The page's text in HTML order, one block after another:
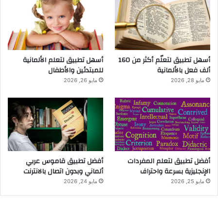
أسهل تطبيق لتعلّم أكثر من 160
ألف فعل بالألمانية
مايو 28, 2026
أسهل تطبيق لتعلم الألمانية
للمبتدئين والأطفال
مايو 26, 2026
أفضل تطبيق لتعلم المفردات
الإنجليزية بسرعة واحتراف
مايو 25, 2026
أفضل تطبيق قاموس عربي
ألماني وبدون اتصال بالانترنت
مايو 24, 2026